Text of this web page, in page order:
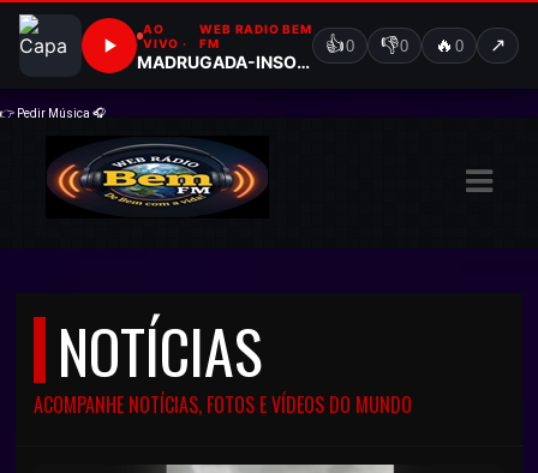
👉 Pedir Música 🎧
NOTÍCIAS
ACOMPANHE NOTÍCIAS, FOTOS E VÍDEOS DO MUNDO